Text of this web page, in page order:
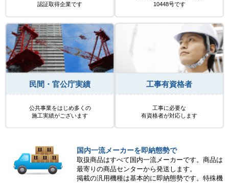
認証取得企業です
10448号です
民間・官公庁実績
公共事業をはじめ多くの
施工実績がございます
工事有資格者
工事に必要な
有資格者が対応します
国内一流メーカーを即納態勢で
取扱商品はすべて国内一流メーカーです。商品は
最寄りの商品センターから発送します。
掲載の汎用機種は基本的に即納態勢です。特殊機